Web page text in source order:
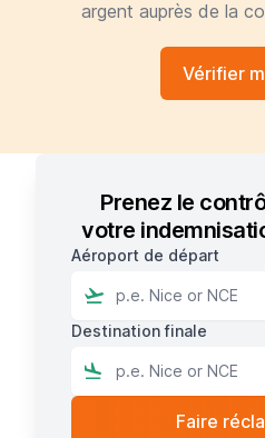
argent auprès de la
Vérifier
Prenez le
votre
Aéroport de départ
Destination finale